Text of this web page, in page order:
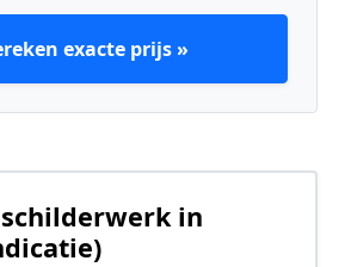
exacte prijs »
in